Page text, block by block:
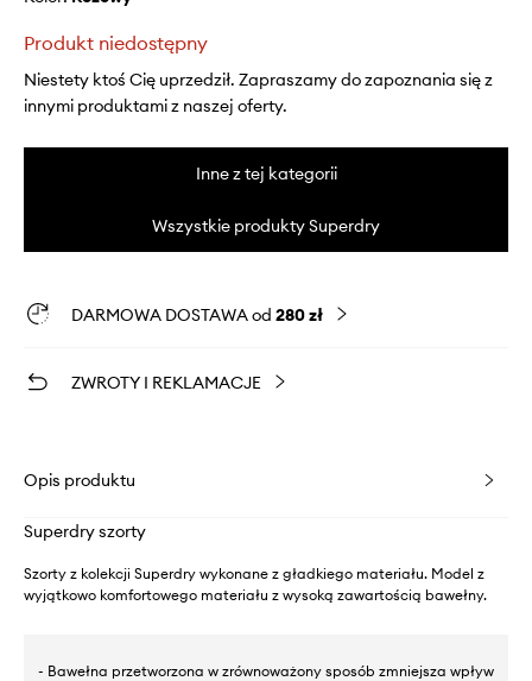
Produkt niedostępny
Niestety ktoś Cię uprzedził. Zapraszamy do zapoznania się z
innymi produktami z naszej oferty.
Inne z tej kategorii
Wszystkie produkty Superdry
DARMOWA DOSTAWA od 280 zł
ZWROTY I REKLAMACJE
Opis produktu
Superdry szorty
Szorty z kolekcji Superdry wykonane z gładkiego materiału. Model z
wyjątkowo komfortowego materiału z wysoką zawartością bawełny.
- Bawełna przetworzona w zrównoważony sposób zmniejsza wpływ